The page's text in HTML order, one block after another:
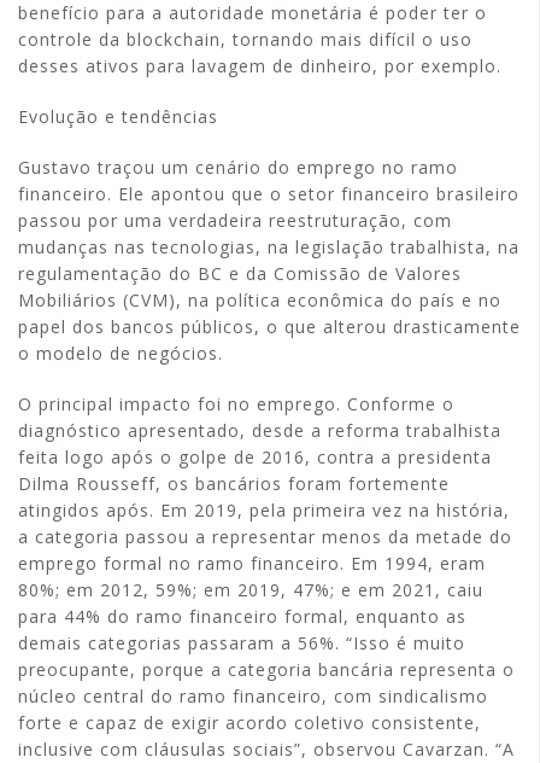
benefício para a autoridade monetária é poder ter o
controle da blockchain, tornando mais difícil o uso
desses ativos para lavagem de dinheiro, por exemplo.
Evolução e tendências
Gustavo traçou um cenário do emprego no ramo
financeiro. Ele apontou que o setor financeiro brasileiro
passou por uma verdadeira reestruturação, com
mudanças nas tecnologias, na legislação trabalhista, na
regulamentação do BC e da Comissão de Valores
Mobiliários (CVM), na política econômica do país e no
papel dos bancos públicos, o que alterou drasticamente
o modelo de negócios.
O principal impacto foi no emprego. Conforme o
diagnóstico apresentado, desde a reforma trabalhista
feita logo após o golpe de 2016, contra a presidenta
Dilma Rousseff, os bancários foram fortemente
atingidos após. Em 2019, pela primeira vez na história,
a categoria passou a representar menos da metade do
emprego formal no ramo financeiro. Em 1994, eram
80%; em 2012, 59%; em 2019, 47%; e em 2021, caiu
para 44% do ramo financeiro formal, enquanto as
demais categorias passaram a 56%. “Isso é muito
preocupante, porque a categoria bancária representa o
núcleo central do ramo financeiro, com sindicalismo
forte e capaz de exigir acordo coletivo consistente,
inclusive com cláusulas sociais”, observou Cavarzan. “A